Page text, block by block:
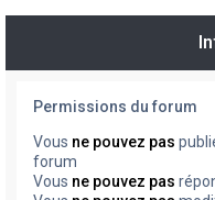
Permissions du forum
Vous ne pouvez pas
forum
Vous ne pouvez pas